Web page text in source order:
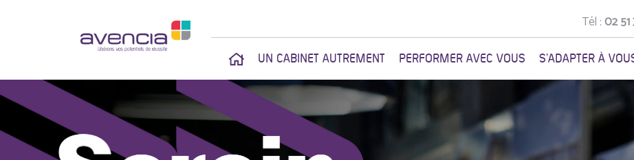
Tél :02
UN CABINET AUTREMENT PERFORMER AVEC VOUS S'ADAPTER À